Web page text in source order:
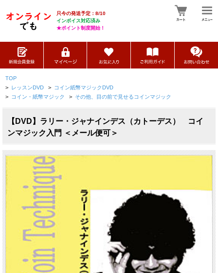
只今の発送予定：8/10
インボイス対応済み
★ポイント制度開始！
TOP
> レッスンDVD > コイン紙幣マジックDVD
> コイン・紙幣マジック > その他、目の前で見せるコインマジック
【DVD】ラリー・ジャナインデス（カトーデス） コイ
ンマジック入門 ＜メール便可＞